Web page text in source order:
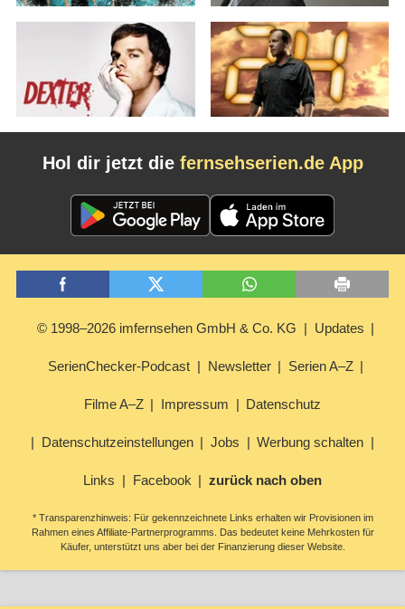
Hol dir jetzt die fernsehserien.de App
© 1998–2026 imfernsehen GmbH & Co. KG Updates
SerienChecker-Podcast Newsletter Serien A–Z
Filme A–Z Impressum Datenschutz
Datenschutzeinstellungen Jobs Werbung schalten
Links Facebook zurück nach oben
* Transparenzhinweis: Für gekennzeichnete Links erhalten wir Provisionen im
Rahmen eines Affiliate-Partnerprogramms. Das bedeutet keine Mehrkosten für
Käufer, unterstützt uns aber bei der Finanzierung dieser Website.